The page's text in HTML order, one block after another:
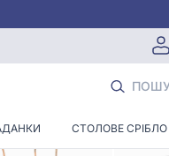
СТОЛОВЕ СРІБЛО